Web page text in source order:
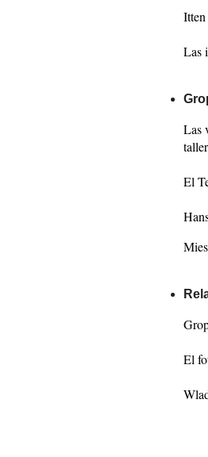
Las
Las
El
El